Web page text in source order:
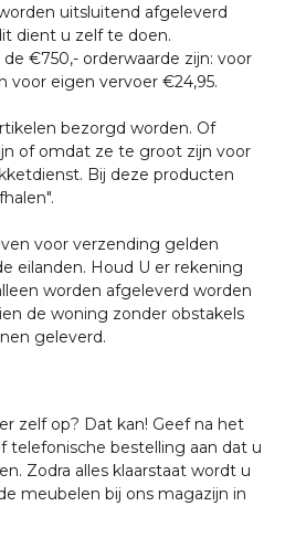
uitsluitend afgeleverd
dient u zelf te doen.
€750,- orderwaarde zijn: voor
voor eigen vervoer €24,95.
bezorgd worden. Of
of omdat ze te groot zijn voor
Bij deze producten
voor verzending gelden
eilanden. Houd U er rekening
worden afgeleverd worden
de woning zonder obstakels
geleverd.
zelf op? Dat kan! Geef na het
telefonische bestelling aan dat u
Zodra alles klaarstaat wordt u
meubelen bij ons magazijn in